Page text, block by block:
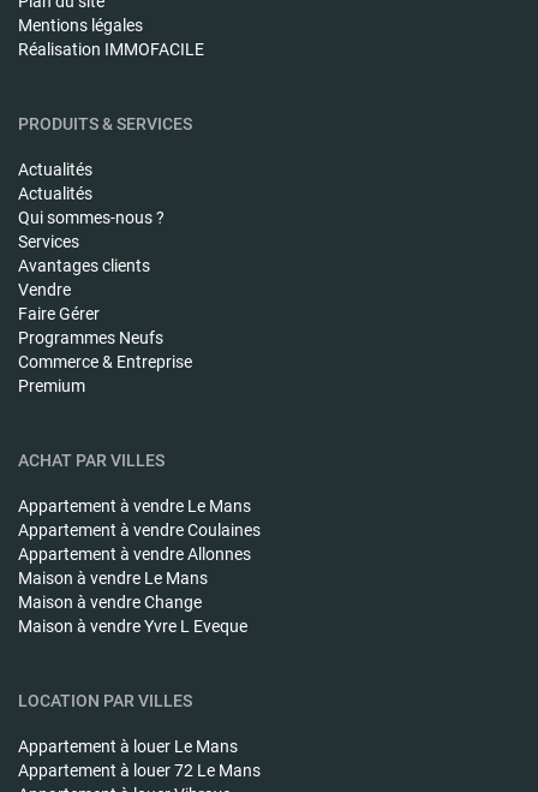
Mentions légales
Réalisation IMMOFACILE
PRODUITS & SERVICES
Actualités
Actualités
Qui sommes-nous ?
Services
Avantages clients
Vendre
Faire Gérer
Programmes Neufs
Commerce & Entreprise
Premium
ACHAT PAR VILLES
Appartement à vendre Le Mans
Appartement à vendreCoulaines
Appartement à vendreAllonnes
Maison à vendre Le Mans
Maison à vendreChange
Maison à vendreYvre L Eveque
LOCATION PAR VILLES
Appartement à louer Le Mans
Appartement à louer72 Le Mans